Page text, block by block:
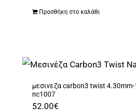
Προσθήκη στο καλάθι
μεσινεζα carbon3 twist
nc1007
52.00€